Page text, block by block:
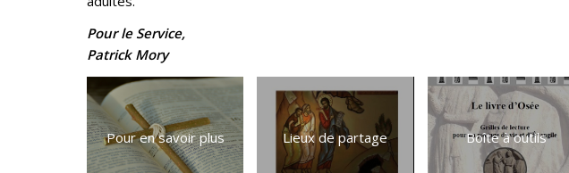
Pour le Service,
Patrick Mory
Pour en savoir plus Lieux de partage Boîte à outils